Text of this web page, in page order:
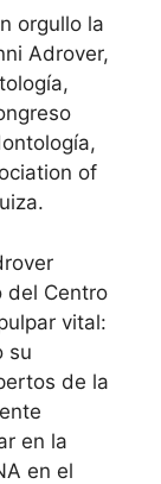
orgullo la
Adrover,
of
del Centro
vital:
su
de la
en la
en el